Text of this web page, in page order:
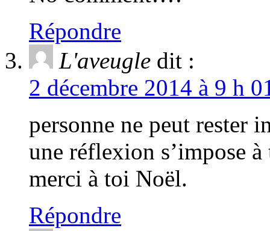
Répondre
L'aveugle dit :
2 décembre 2014 à 9 h
personne ne peut rester
une réflexion s’impose à
merci à toi Noël.
Répondre